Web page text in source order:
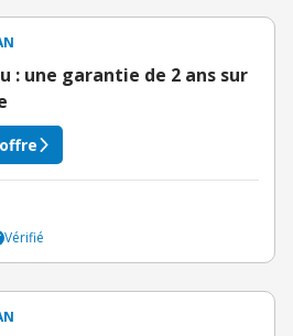
: une garantie de 2 ans sur
Vérifié